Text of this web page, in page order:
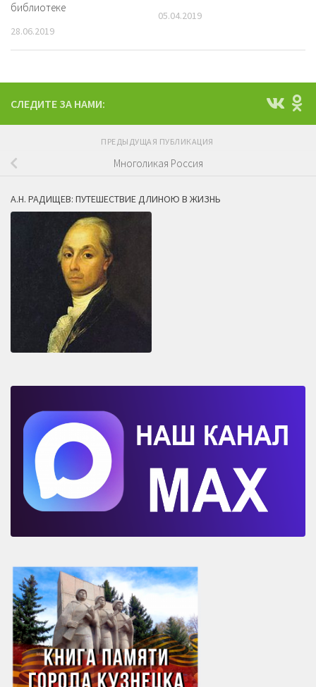
библиотеке
28.06.2019
05.04.2019
СЛЕДИТЕ ЗА НАМИ:
ПРЕДЫДУЩАЯ ПУБЛИКАЦИЯ
Многоликая Россия
А.Н. РАДИЩЕВ: ПУТЕШЕСТВИЕ ДЛИНОЮ В ЖИЗНЬ